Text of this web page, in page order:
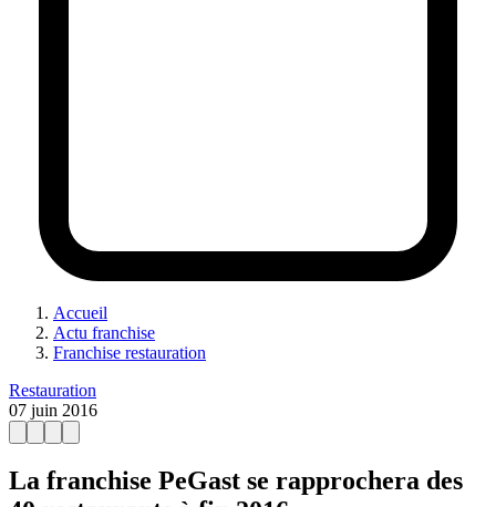
Accueil
Actu franchise
Franchise restauration
Restauration
07 juin 2016
La franchise PeGast se rapprochera des